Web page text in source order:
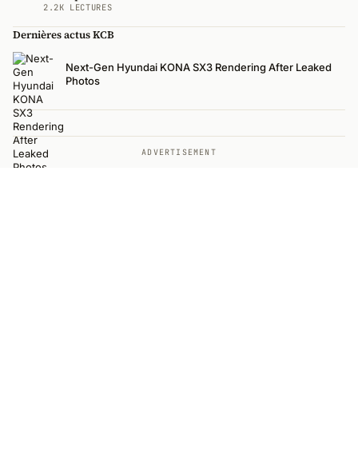
2.2K LECTURES
Dernières actus KCB
Next-Gen Hyundai KONA SX3 Rendering After Leaked
Photos
ADVERTISEMENT